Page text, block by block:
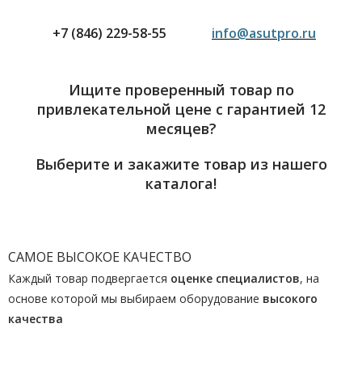
+7 (846) 229-58-55 info@asutpro.ru
Ищите проверенный товар по
привлекательной цене с гарантией 12
месяцев?
Выберите и закажите товар из нашего
каталога!
САМОЕ ВЫСОКОЕ КАЧЕСТВО
Каждый товар подвергается оценке специалистов, на
основе которой мы выбираем оборудование высокого
качества